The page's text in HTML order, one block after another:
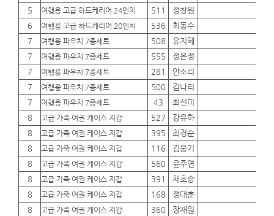
5
여행용 고급 하드케리어 24인치 511 정창원
6
여행용 고급 하드케리어 20인치 536 최동수
7
여행용 파우치 7종세트 508 유지혜
7
여행용 파우치 7종세트 555 정은정
7
여행용 파우치 7종세트 281 안소리
7
여행용 파우치 7종세트 500 김나리
7
여행용 파우치 7종세트 43 최선미
8
고급 가죽 여권 케이스 지갑 527 강유하
8
고급 가죽 여권 케이스 지갑 395 최경순
8
고급 가죽 여권 케이스 지갑 116 김웅기
8
고급 가죽 여권 케이스 지갑 560 윤주연
8
고급 가죽 여권 케이스 지갑 391 채호승
8
고급 가죽 여권 케이스 지갑 168 정대훈
8
고급 가죽 여권 케이스 지갑 360 장재원